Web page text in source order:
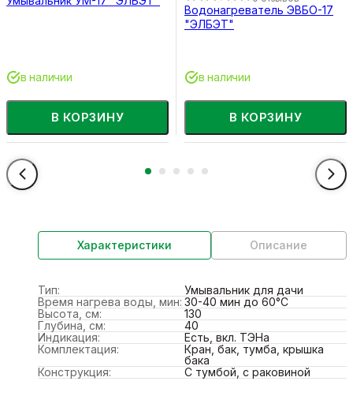
В КОРЗИНУ
в наличии
Водонагреватель ЭВБО-17
"ЭЛБЭТ"
В КОРЗИНУ
в наличии
Характеристики Описание
Тип:
Умывальник для дачи
Время нагрева воды, мин: 30-40 мин до 60°C
Высота, см:
130
Глубина, см:
40
Индикация:
Есть, вкл. ТЭНа
Комплектация:
Кран, бак, тумба, крышка
бака
Конструкция:
С тумбой, с раковиной